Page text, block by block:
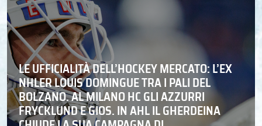
LE UFFICIALITÀ DELL’HOCKEY MERCATO: L’EX
NHLER LOUIS DOMINGUE TRA I PALI DEL
BOLZANO. AL MILANO HC GLI AZZURRI
FRYCKLUND E GIOS. IN AHL IL GHERDEINA